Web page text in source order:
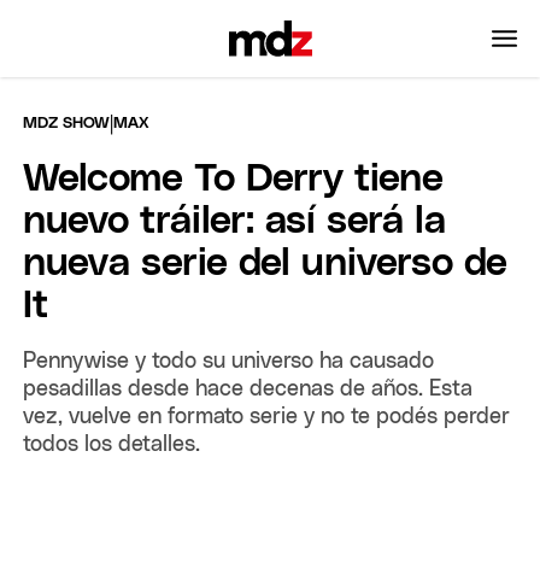
MDZ SHOW |MAX
Welcome To Derry tiene
nuevo tráiler: así será la
nueva serie del universo de
It
Pennywise y todo su universo ha causado
pesadillas desde hace decenas de años. Esta
vez, vuelve en formato serie y no te podés perder
todos los detalles.